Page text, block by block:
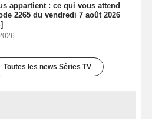
appartient : ce qui vous attend
2265 du vendredi 7 août 2026
Toutes les news Séries TV